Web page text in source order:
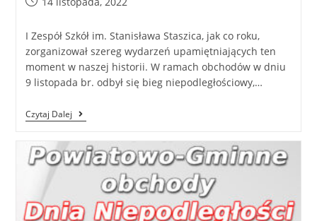
I Zespół Szkół im. Stanisława Staszica, jak co roku,
zorganizował szereg wydarzeń upamiętniających ten
moment w naszej historii. W ramach obchodów w dniu
9 listopada br. odbył się bieg niepodległościowy,…
Czytaj Dalej